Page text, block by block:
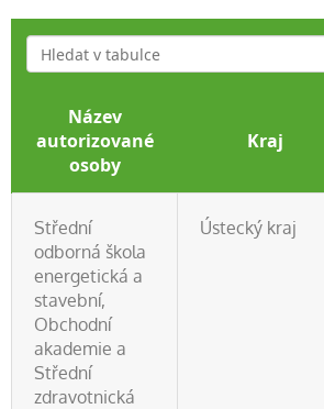
Název
autorizované
osoby
Kraj
Střední
odborná škola
energetická a
stavební,
Obchodní
akademie a
Střední
zdravotnická
Ústecký kraj